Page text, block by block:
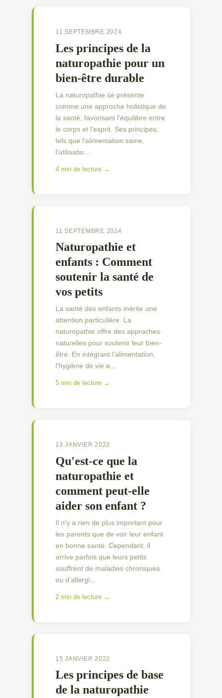
11 SEPTEMBRE 2024
Les principes de la
naturopathie pour un
bien-être durable
La naturopathie se présente
comme une approche holistique de
la santé, favorisant l'équilibre entre
le corps et l'esprit. Ses principes,
tels que l'alimentation saine,
l'utilisatio...
4 min de lecture →
11 SEPTEMBRE 2024
Naturopathie et
enfants : Comment
soutenir la santé de
vos petits
La santé des enfants mérite une
attention particulière. La
naturopathie offre des approches
naturelles pour soutenir leur bien-
être. En intégrant l'alimentation,
l'hygiène de vie e...
5 min de lecture →
13 JANVIER 2022
Qu'est-ce que la
naturopathie et
comment peut-elle
aider son enfant ?
Il n'y a rien de plus important pour
les parents que de voir leur enfant
en bonne santé. Cependant, il
arrive parfois que leurs petits
souffrent de maladies chroniques
ou d'allergi...
2 min de lecture →
15 JANVIER 2022
Les principes de base
de la naturopathie